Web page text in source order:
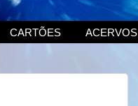
CARTÕES ACERVOS